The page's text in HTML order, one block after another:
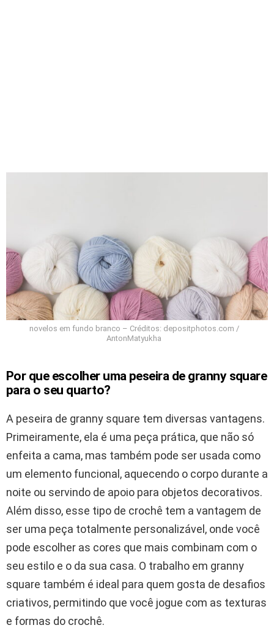
novelos em fundo branco – Créditos: depositphotos.com /
AntonMatyukha
Por que escolher uma peseira de granny square
para o seu quarto?
A peseira de granny square tem diversas vantagens.
Primeiramente, ela é uma peça prática, que não só
enfeita a cama, mas também pode ser usada como
um elemento funcional, aquecendo o corpo durante a
noite ou servindo de apoio para objetos decorativos.
Além disso, esse tipo de crochê tem a vantagem de
ser uma peça totalmente personalizável, onde você
pode escolher as cores que mais combinam com o
seu estilo e o da sua casa. O trabalho em granny
square também é ideal para quem gosta de desafios
criativos, permitindo que você jogue com as texturas
e formas do crochê.